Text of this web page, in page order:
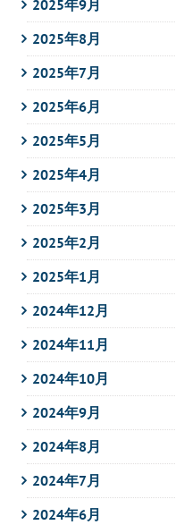
2025年9月
2025年8月
2025年7月
2025年6月
2025年5月
2025年4月
2025年3月
2025年2月
2025年1月
2024年12月
2024年11月
2024年10月
2024年9月
2024年8月
2024年7月
2024年6月